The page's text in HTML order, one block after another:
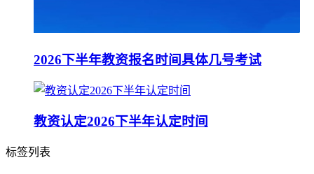
2026下半年教资报名时间具体几号考试
教资认定2026下半年认定时间
标签列表